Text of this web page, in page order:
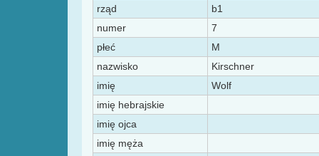
rząd
b1
numer
7
płeć
M
nazwisko
Kirschner
imię
Wolf
imię hebrajskie
imię ojca
imię męża